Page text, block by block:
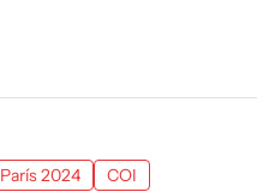
París 2024 COI